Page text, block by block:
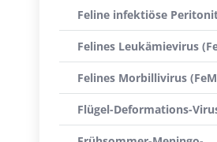
Feline infektiöse
Felines Leukämievirus
Felines Morbillivirus
Flügel-Deformations-